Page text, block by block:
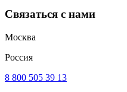
Связаться с нами
Москва
Россия
8 800 505 39 13